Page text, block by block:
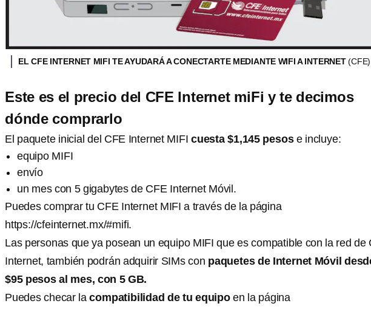
EL CFE INTERNET MIFI TE AYUDARÁ A CONECTARTE MEDIANTE WIFI A INTERNET(CFE)
Este es el precio del CFE Internet miFi y te decimos
dónde comprarlo
El paquete inicial del CFE Internet MIFI cuesta $1,145 pesose incluye:
equipo MIFI
envío
un mes con 5 gigabytes de CFE Internet Móvil.
Puedes comprar tu CFE Internet MIFI a través de la página
https://cfeinternet.mx/#mifi.
Las personas que ya posean un equipo MIFI que es compatible con la red de
Internet, también podrán adquirir SIMs con paquetes de Internet Móvil
$95 pesos al mes, con 5 GB.
Puedes checar lacompatibilidad de tu equipoen la página